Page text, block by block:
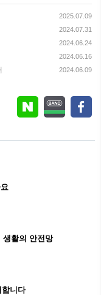
2025.07.09
2024.07.31
2024.06.24
2024.06.16
2024.06.09
생활의 안전망
합니다